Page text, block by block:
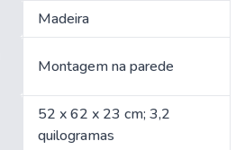
‎Madeira
‎Montagem na parede
‎52 x 62 x 23 cm; 3,2
quilogramas